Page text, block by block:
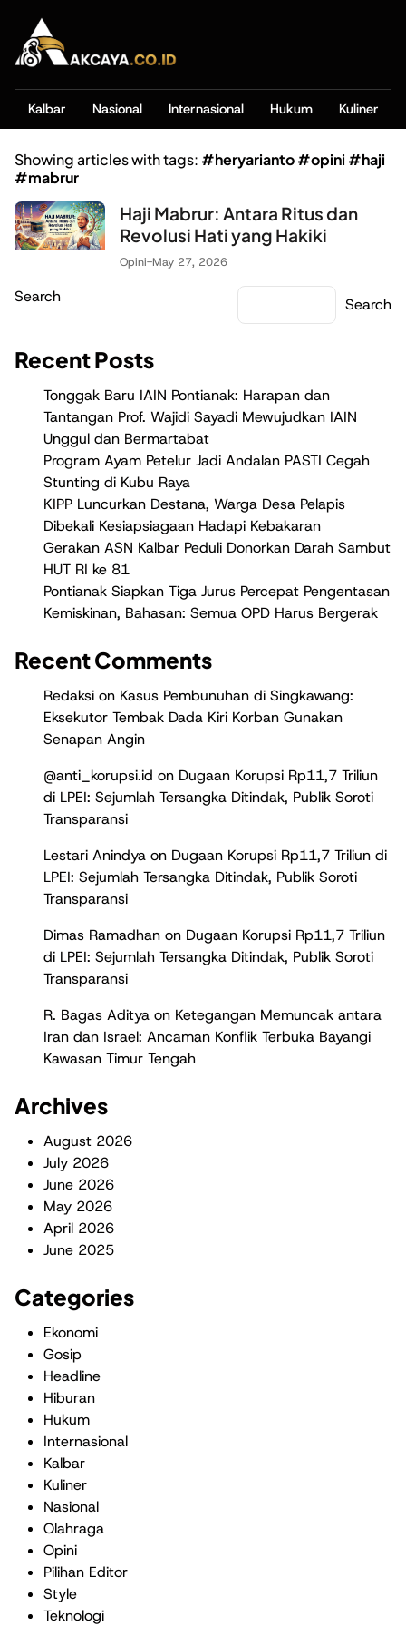
Kalbar Nasional Internasional Hukum Kuliner
Showing articles with tags: #heryarianto #opini #haji
#mabrur
Haji Mabrur: Antara Ritus dan
Revolusi Hati yang Hakiki
Opini-May 27, 2026
Search Search
Recent Posts
Tonggak Baru IAIN Pontianak: Harapan dan
Tantangan Prof. Wajidi Sayadi Mewujudkan IAIN
Unggul dan Bermartabat
Program Ayam Petelur Jadi Andalan PASTI Cegah
Stunting di Kubu Raya
KIPP Luncurkan Destana, Warga Desa Pelapis
Dibekali Kesiapsiagaan Hadapi Kebakaran
Gerakan ASN Kalbar Peduli Donorkan Darah Sambut
HUT RI ke 81
Pontianak Siapkan Tiga Jurus Percepat Pengentasan
Kemiskinan, Bahasan: Semua OPD Harus Bergerak
Recent Comments
Redaksi on Kasus Pembunuhan di Singkawang:
Eksekutor Tembak Dada Kiri Korban Gunakan
Senapan Angin
@anti_korupsi.id on Dugaan Korupsi Rp11,7 Triliun
di LPEI: Sejumlah Tersangka Ditindak, Publik Soroti
Transparansi
Lestari Anindya on Dugaan Korupsi Rp11,7 Triliun di
LPEI: Sejumlah Tersangka Ditindak, Publik Soroti
Transparansi
Dimas Ramadhan on Dugaan Korupsi Rp11,7 Triliun
di LPEI: Sejumlah Tersangka Ditindak, Publik Soroti
Transparansi
R. Bagas Aditya on Ketegangan Memuncak antara
Iran dan Israel: Ancaman Konflik Terbuka Bayangi
Kawasan Timur Tengah
Archives
August 2026
July 2026
June 2026
May 2026
April 2026
June 2025
Categories
Ekonomi
Gosip
Headline
Hiburan
Hukum
Internasional
Kalbar
Kuliner
Nasional
Olahraga
Opini
Pilihan Editor
Style
Teknologi